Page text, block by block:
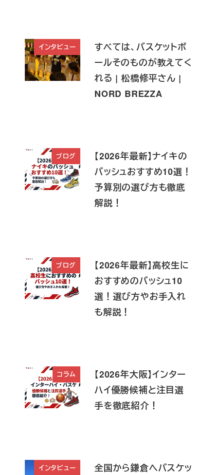
インタビュー
すべては、バスケットボ
ールそのものが教えてく
れる | 松橋修平さん |
NORD BREZZA
ブログ
【2026年最新】ナイキの
バッシュおすすめ10選！
予算別の選び方も徹底
解説！
ブログ
【2026年最新】高校生に
おすすめのバッシュ10
選！選び方やお手入れ
も解説！
コラム
【2026年大阪】インター
ハイ優勝候補と注目選
手を徹底紹介！
インタビュー
全国から鎌倉へバスケッ